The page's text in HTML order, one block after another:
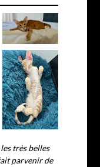
très belles
parvenir de